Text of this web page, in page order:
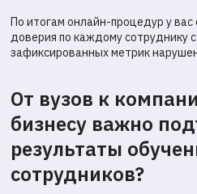
По итогам онлайн-процедур у вас
доверия по каждому сотруднику
зафиксированных метрик
От вузов к
бизнесу важно
результаты
сотрудников?
Отдел продаж
partners@proctoredu.ru
+7 (495) 032-93-64